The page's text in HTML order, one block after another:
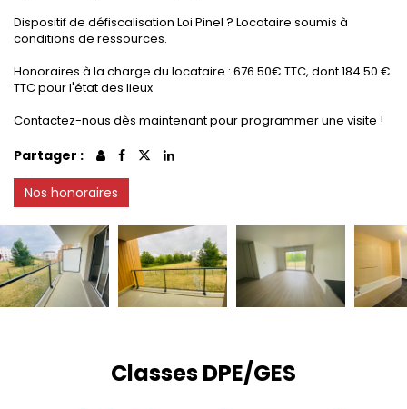
Dispositif de défiscalisation Loi Pinel ? Locataire soumis à
conditions de ressources.
Honoraires à la charge du locataire : 676.50€ TTC, dont 184.50 €
TTC pour l'état des lieux
Contactez-nous dès maintenant pour programmer une visite !
Partager :
Nos honoraires
Classes DPE/GES